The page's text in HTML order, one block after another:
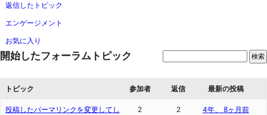
返信したトピック
エンゲージメント
お気に入り
開始したフォーラムトピック
トピック 参加者 返信 最新の投稿
投稿したパーマリンクを変更してし
2 2 4年、 8ヶ月前